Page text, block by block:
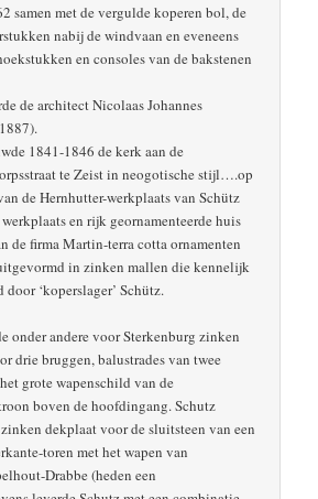
samen met de vergulde koperen bol, de
nabij de windvaan en eveneens
en consoles van de bakstenen
de architect Nicolaas Johannes
1841-1846 de kerk aan de
te Zeist in neogotische stijl….op
de Hernhutter-werkplaats van Schütz
en rijk geornamenteerde huis
de firma Martin-terra cotta ornamenten
in zinken mallen die kennelijk
‘koperslager’ Schütz.
onder andere voor Sterkenburg zinken
drie bruggen, balustrades van twee
grote wapenschild van de
boven de hoofdingang. Schutz
dekplaat voor de sluitsteen van een
toren met het wapen van
Drabbe (heden een